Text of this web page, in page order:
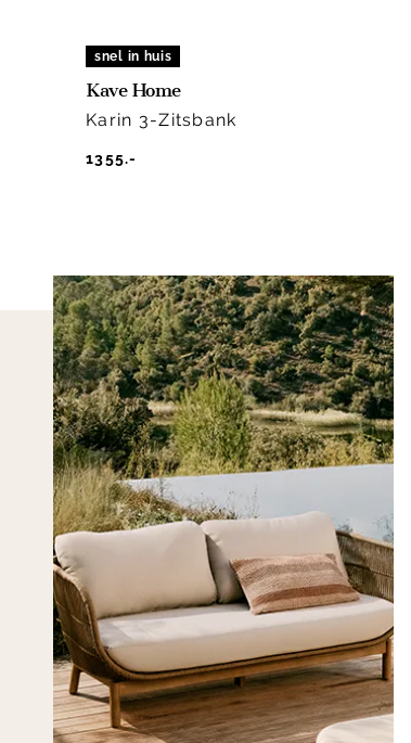
snel in huis
Kave Home
Karin 3-Zitsbank
1355.-